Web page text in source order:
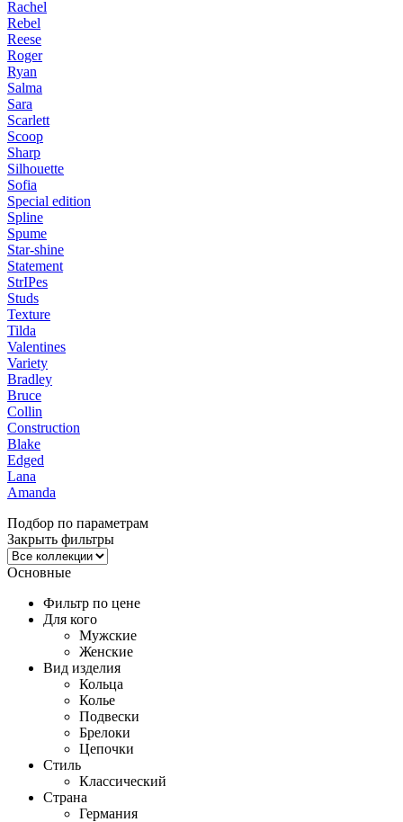
Rachel
Rebel
Reese
Roger
Ryan
Salma
Sara
Scarlett
Scoop
Sharp
Silhouette
Sofia
Special edition
Spline
Spume
Star-shine
Statement
StrIPes
Studs
Texture
Tilda
Valentines
Variety
Bradley
Bruce
Collin
Construction
Blake
Edged
Lana
Amanda
Подбор по параметрам
Закрыть фильтры
Основные
Фильтр по цене
Для кого
Мужские
Женские
Вид изделия
Кольца
Колье
Подвески
Брелоки
Цепочки
Стиль
Классический
Страна
Германия